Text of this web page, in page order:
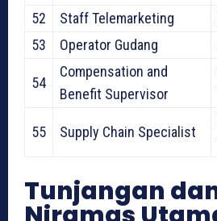
52
Staff Telemarketing
53
Operator Gudang
54
Compensation and
Benefit Supervisor
55 Supply Chain Specialist
Tunjangan